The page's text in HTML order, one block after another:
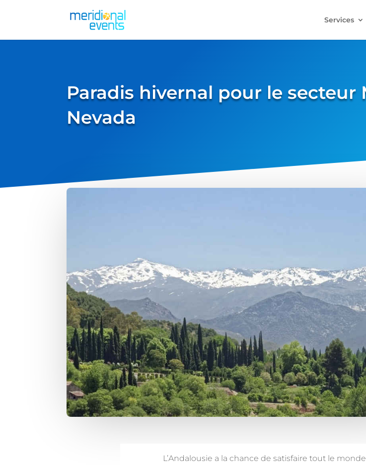
Services
Paradis hivernal pour le secteur
Nevada
L’Andalousie a la chance de satisfaire tout le